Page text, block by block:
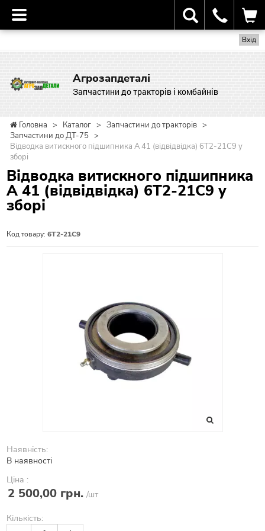
Вхід
Агрозапдеталі
Запчастини до тракторів і комбайнів
Головна > Каталог > Запчастини до тракторів >
Запчастини до ДТ-75 >
Відводка витискного підшипника А 41 (відвідвідка) 6Т2-21С9 у
зборі
Відводка витискного підшипника
А 41 (відвідвідка) 6Т2-21С9 у
зборі
Код товару: 6Т2-21С9
Наявність:
В наявності
Ціна :
2 500,00 грн. /шт
Кількість: